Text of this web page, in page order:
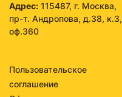
Адрес: 115487, г. Москва,
пр-т. Андропова, д.38, к.3,
оф.360
Пользовательское
соглашение